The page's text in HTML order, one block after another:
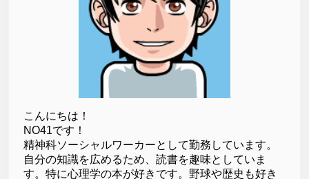
こんにちは！
NO41です！
精神科ソーシャルワーカーとして勤務しています。
自分の知識を広めるため、読書を趣味としていま
す。特に心理学の本が好きです。野球や歴史も好き